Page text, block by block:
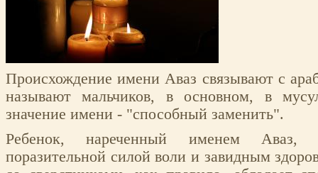
Происхождение имени Аваз связывают с
называют мальчиков, в основном, в
значение имени - "способный заменить".
Ребенок, нареченный именем Аваз,
поразительной силой воли и завидным